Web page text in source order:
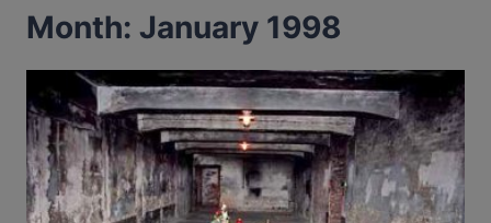
Month: January 1998